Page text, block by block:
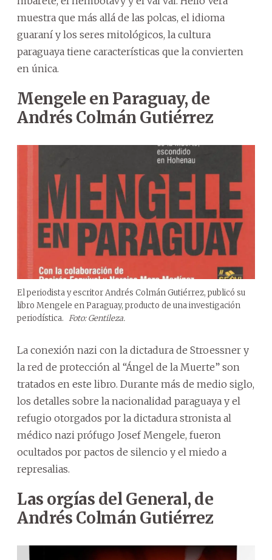
muestra que más allá de las polcas, el idioma
guaraní y los seres mitológicos, la cultura
paraguaya tiene características que la convierten
en única.
Mengele en Paraguay, de
Andrés Colmán Gutiérrez
El periodista y escritor Andrés Colmán Gutiérrez, publicó su
libro Mengele en Paraguay, producto de una investigación
periodística. Foto: Gentileza.
La conexión nazi con la dictadura de Stroessner y
la red de protección al “Ángel de la Muerte” son
tratados en este libro. Durante más de medio siglo,
los detalles sobre la nacionalidad paraguaya y el
refugio otorgados por la dictadura stronista al
médico nazi prófugo Josef Mengele, fueron
ocultados por pactos de silencio y el miedo a
represalias.
Las orgías del General, de
Andrés Colmán Gutiérrez